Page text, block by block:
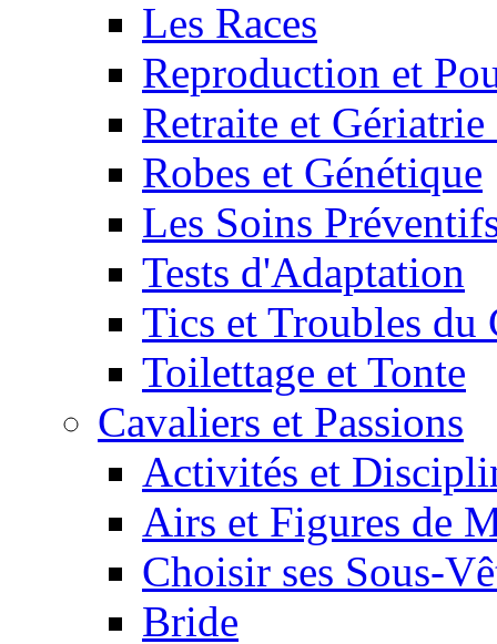
Les Races
Reproduction et
Retraite et
Robes et Génétique
Les Soins
Tests d'Adaptation
Tics et Troubles du
Toilettage et Tonte
Cavaliers et Passions
Activités et
Airs et Figures de
Choisir ses Sous-
Bride